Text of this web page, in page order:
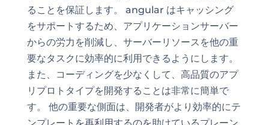
ることを保証します。 angular はキャッシング
をサポートするため、アプリケーションサーバー
からの労力を削減し、サーバーリソースを他の重
要なタスクに効率的に利用できるようにします。
また、コーディングを少なくして、高品質のアプ
リプロトタイプを開発することは非常に簡単で
す。 他の重要な側面は、開発者がより効率的にテ